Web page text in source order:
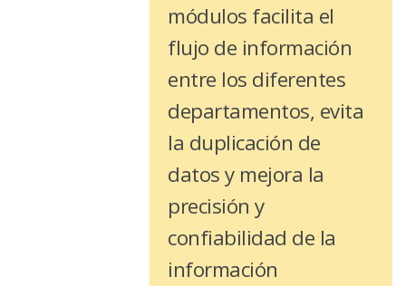
módulos facilita el
flujo de información
entre los diferentes
departamentos, evita
la duplicación de
datos y mejora la
precisión y
confiabilidad de la
información